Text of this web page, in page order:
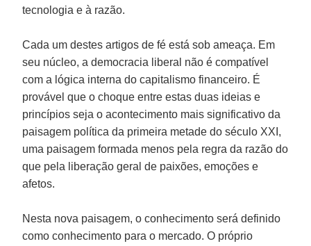
tecnologia e à razão.
Cada um destes artigos de fé está sob ameaça. Em
seu núcleo, a democracia liberal não é compatível
com a lógica interna do capitalismo financeiro. É
provável que o choque entre estas duas ideias e
princípios seja o acontecimento mais significativo da
paisagem política da primeira metade do século XXI,
uma paisagem formada menos pela regra da razão do
que pela liberação geral de paixões, emoções e
afetos.
Nesta nova paisagem, o conhecimento será definido
como conhecimento para o mercado. O próprio